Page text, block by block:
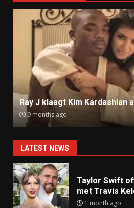
Ray J klaagt Kim Kardashian
9 months ago
LATEST NEWS
Taylor Swift
met Travis
1 month ago